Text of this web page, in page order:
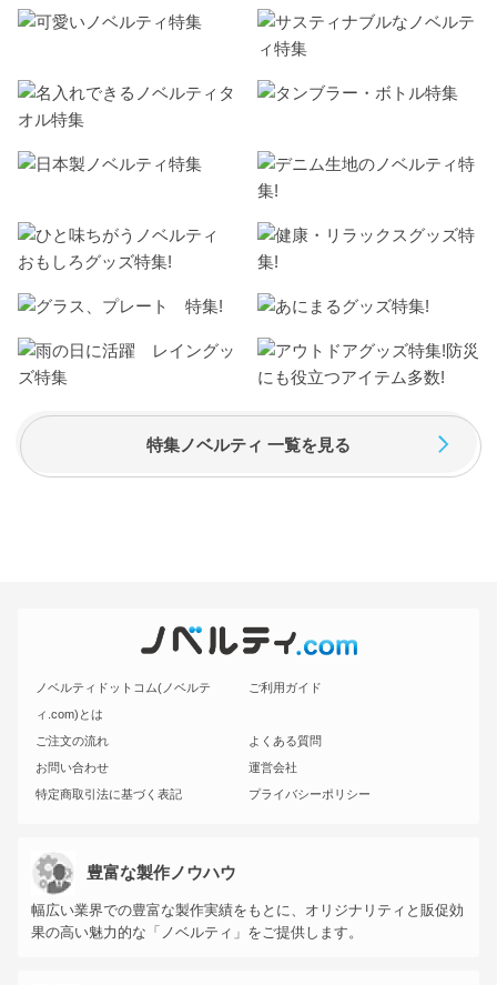
特集ノベルティ 一覧を見る
ノベルティドットコム(ノベルテ
ィ.com)とは
ご利用ガイド
ご注文の流れ
よくある質問
お問い合わせ
運営会社
特定商取引法に基づく表記
プライバシーポリシー
豊富な製作ノウハウ
幅広い業界での豊富な製作実績をもとに、オリジナリティと販促効
果の高い魅力的な「ノベルティ」をご提供します。